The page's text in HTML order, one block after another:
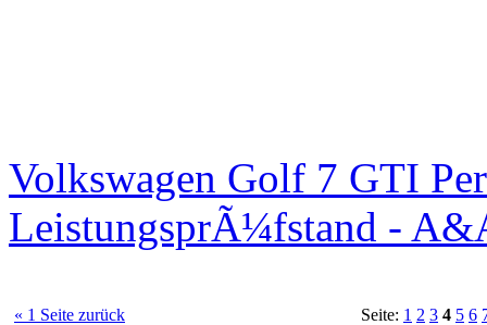
Volkswagen Golf 7 GTI
LeistungsprÃ¼fstand -
« 1 Seite zurück Seite: 1 2 3 4 5 6